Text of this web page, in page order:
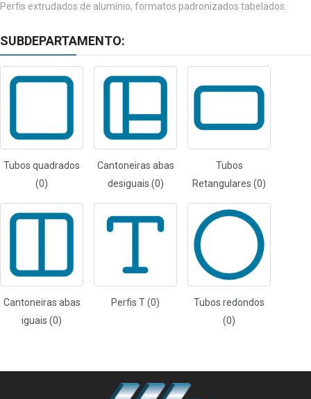
Perfis extrudados de alumínio, formatos padronizados tabelados.
SUBDEPARTAMENTO:
Tubos quadrados
(0)
Cantoneiras abas
desiguais (0)
Tubos
Retangulares (0)
Cantoneiras abas
iguais (0)
Perfis T (0)
Tubos redondos
(0)